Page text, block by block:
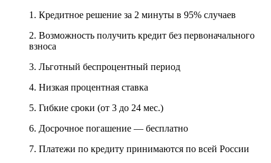
1. Кредитное решение за 2 минуты в 95% случаев
2. Возможность получить кредит без первоначального
взноса
3. Льготный беспроцентный период
4. Низкая процентная ставка
5. Гибкие сроки (от 3 до 24 мес.)
6. Досрочное погашение — бесплатно
7. Платежи по кредиту принимаются по всей России